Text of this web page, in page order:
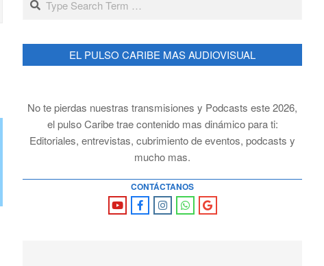
EL PULSO CARIBE MAS AUDIOVISUAL
No te pierdas nuestras transmisiones y Podcasts este 2026,
el pulso Caribe trae contenido mas dinámico para ti:
Editoriales, entrevistas, cubrimiento de eventos, podcasts y
mucho mas.
CONTÁCTANOS